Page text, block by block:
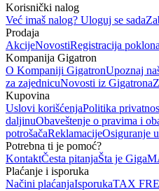
Korisnički nalog
Već imaš nalog? Uloguj se sada
Prodaja
AkcijeNovostiRegistracija poklona
Kompanija Gigatron
O Kompaniji GigatronUpoznaj
za zajednicuNovosti iz Gigatrona
Kupovina
Uslovi korišćenjaPolitika
daljinuObaveštenje o pravima i
potrošačaReklamacijeOsiguranje
Potrebna ti je pomoć?
KontaktČesta pitanjaŠta je
Plaćanje i isporuka
Načini plaćanjaIsporukaTAX